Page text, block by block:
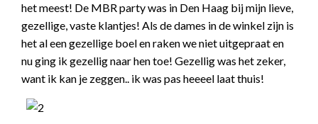
het meest! De MBR party was in Den Haag bij mijn lieve,
gezellige, vaste klantjes! Als de dames in de winkel zijn is
het al een gezellige boel en raken we niet uitgepraat en
nu ging ik gezellig naar hen toe! Gezellig was het zeker,
want ik kan je zeggen.. ik was pas heeeel laat thuis!